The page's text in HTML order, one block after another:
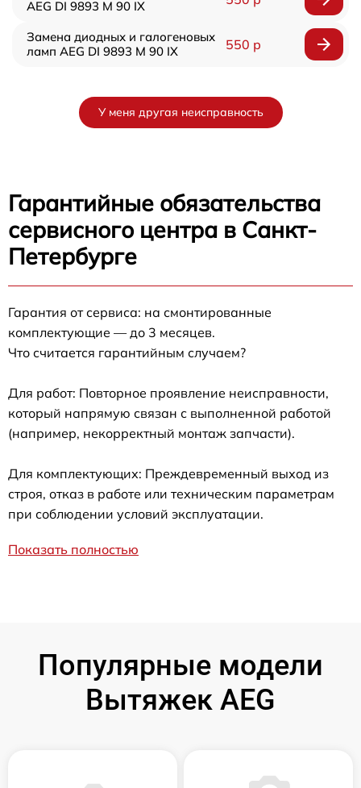
AEG DI 9893 M 90 IX
Замена диодных и галогеновых
ламп AEG DI 9893 M 90 IX
550 р
У меня другая неисправность
Гарантийные обязательства
сервисного центра в Санкт-
Петербурге
Гарантия от сервиса: на смонтированные
комплектующие — до 3 месяцев.
Что считается гарантийным случаем?
Для работ: Повторное проявление неисправности,
который напрямую связан с выполненной работой
(например, некорректный монтаж запчасти).
Для комплектующих: Преждевременный выход из
строя, отказ в работе или техническим параметрам
при соблюдении условий эксплуатации.
Показать полностью
Популярные модели
Вытяжек AEG